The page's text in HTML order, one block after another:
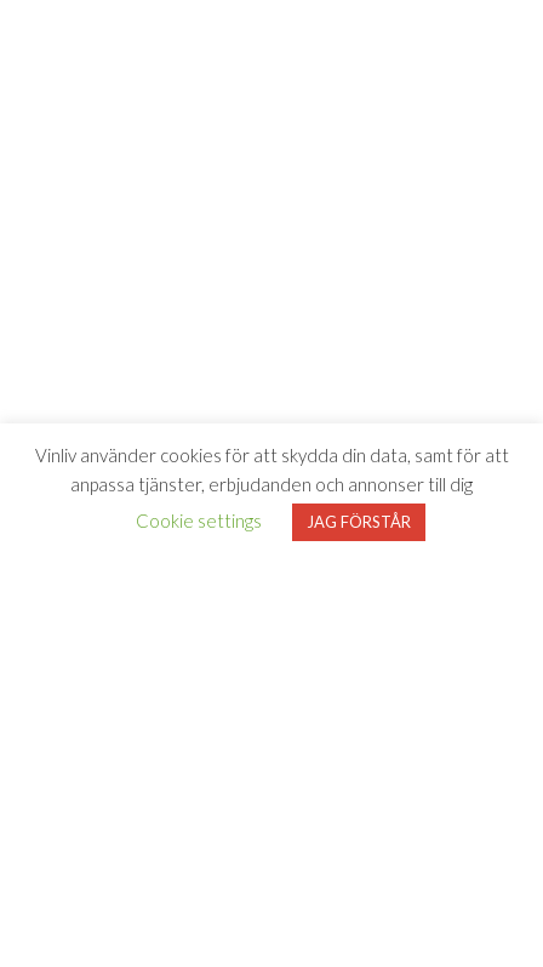
Vinliv använder cookies för att skydda din data, samt för att
anpassa tjänster, erbjudanden och annonser till dig
Cookie settings
JAG FÖRSTÅR